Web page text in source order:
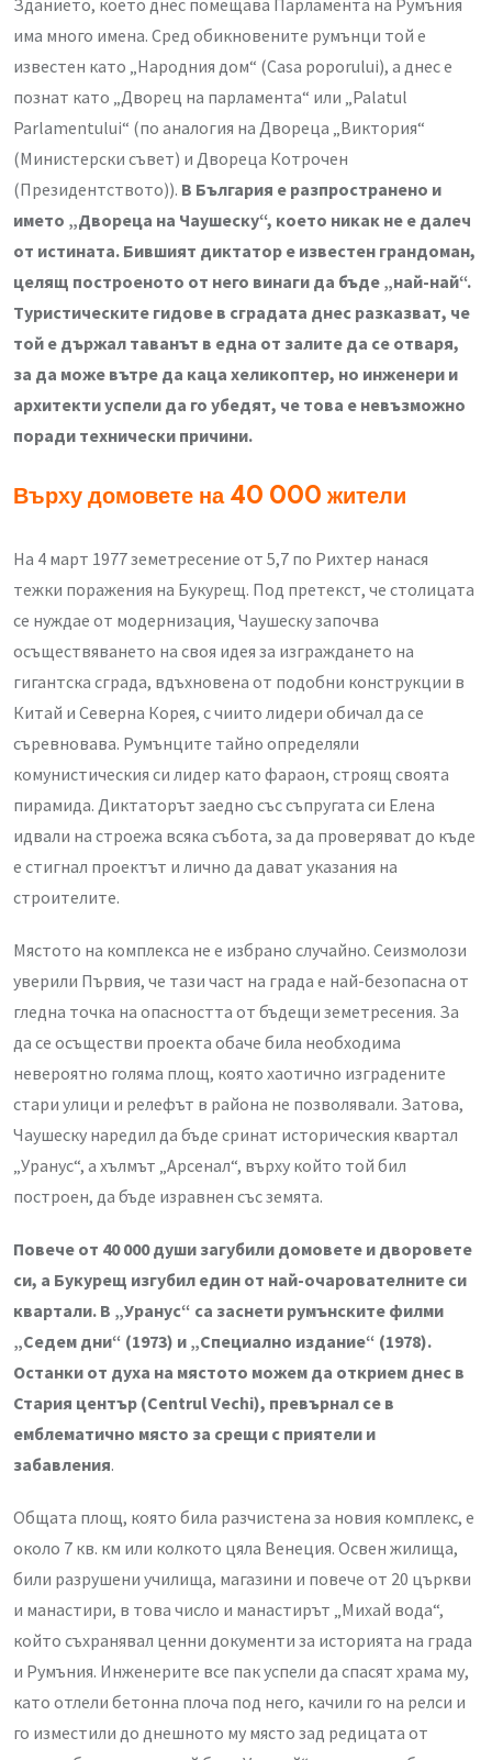
Зданието, което днес помещава Парламента на Румъния
има много имена. Сред обикновените румънци той е
известен като „Народния дом“ (Casa poporului), а днес е
познат като „Дворец на парламента“ или „Palatul
Parlamentului“ (по аналогия на Двореца „Виктория“
(Министерски съвет) и Двореца Котрочен
(Президентството)). В България е разпространено и
името „Двореца на Чаушеску“, което никак не е далеч
от истината. Бившият диктатор е известен грандоман,
целящ построеното от него винаги да бъде „най-най“.
Туристическите гидове в сградата днес разказват, че
той е държал таванът в една от залите да се отваря,
за да може вътре да каца хеликоптер, но инженери и
архитекти успели да го убедят, че това е невъзможно
поради технически причини.
Върху домовете на 40 000 жители
На 4 март 1977 земетресение от 5,7 по Рихтер нанася
тежки поражения на Букурещ. Под претекст, че столицата
се нуждае от модернизация, Чаушеску започва
осъществяването на своя идея за изграждането на
гигантска сграда, вдъхновена от подобни конструкции в
Китай и Северна Корея, с чиито лидери обичал да се
съревновава. Румънците тайно определяли
комунистическия си лидер като фараон, строящ своята
пирамида. Диктаторът заедно със съпругата си Елена
идвали на строежа всяка събота, за да проверяват до къде
е стигнал проектът и лично да дават указания на
строителите.
Мястото на комплекса не е избрано случайно. Сеизмолози
уверили Първия, че тази част на града е най-безопасна от
гледна точка на опасността от бъдещи земетресения. За
да се осъществи проекта обаче била необходима
невероятно голяма площ, която хаотично изградените
стари улици и релефът в района не позволявали. Затова,
Чаушеску наредил да бъде сринат историческия квартал
„Уранус“, а хълмът „Арсенал“, върху който той бил
построен, да бъде изравнен със земята.
Повече от 40 000 души загубили домовете и дворовете
си, а Букурещ изгубил един от най-очарователните си
квартали. В „Уранус“ са заснети румънските филми
„Седем дни“ (1973) и „Специално издание“ (1978).
Останки от духа на мястото можем да открием днес в
Стария център (Centrul Vechi), превърнал се в
емблематично място за срещи с приятели и
забавления.
Общата площ, която била разчистена за новия комплекс, е
около 7 кв. км или колкото цяла Венеция. Освен жилища,
били разрушени училища, магазини и повече от 20 църкви
и манастири, в това число и манастирът „Михай вода“,
който съхранявал ценни документи за историята на града
и Румъния. Инженерите все пак успели да спасят храма му,
като отлели бетонна плоча под него, качили го на релси и
го изместили до днешното му място зад редицата от